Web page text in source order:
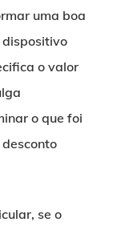
uma boa
dispositivo
o valor
o que foi
se o